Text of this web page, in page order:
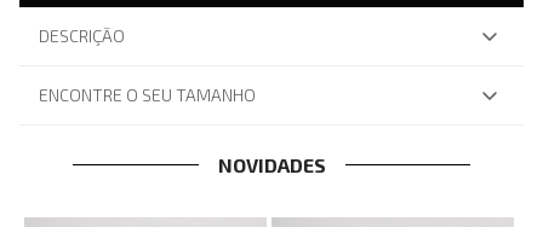
DESCRIÇÃO
ENCONTRE O SEU TAMANHO
NOVIDADES